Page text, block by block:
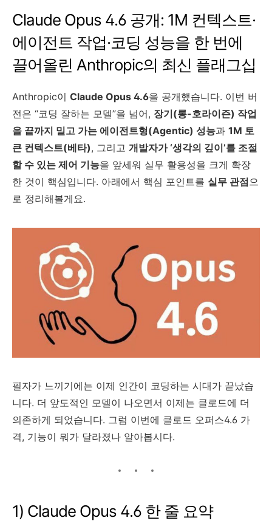
Claude Opus 4.6 공개: 1M 컨텍스트·
에이전트 작업·코딩 성능을 한 번에
끌어올린 Anthropic의 최신 플래그십
Anthropic이 Claude Opus 4.6을 공개했습니다. 이번 버
전은 “코딩 잘하는 모델”을 넘어, 장기(롱-호라이즌) 작업
을 끝까지 밀고 가는 에이전트형(Agentic) 성능과 1M 토
큰 컨텍스트(베타), 그리고 개발자가 ‘생각의 깊이’를 조절
할 수 있는 제어 기능을 앞세워 실무 활용성을 크게 확장
한 것이 핵심입니다. 아래에서 핵심 포인트를 실무 관점으
로 정리해볼게요.
필자가 느끼기에는 이제 인간이 코딩하는 시대가 끝났습
니다. 더 앞도적인 모델이 나오면서 이제는 클로드에 더
의존하게 되었습니다. 그럼 이번에 클로드 오퍼스4.6 가
격, 기능이 뭐가 달라졌나 알아봅시다.
1) Claude Opus 4.6 한 줄 요약